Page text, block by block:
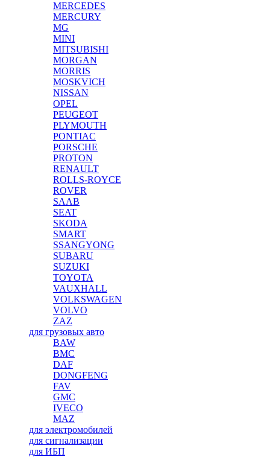
MERCEDES
MERCURY
MG
MINI
MITSUBISHI
MORGAN
MORRIS
MOSKVICH
NISSAN
OPEL
PEUGEOT
PLYMOUTH
PONTIAC
PORSCHE
PROTON
RENAULT
ROLLS-ROYCE
ROVER
SAAB
SEAT
SKODA
SMART
SSANGYONG
SUBARU
SUZUKI
TOYOTA
VAUXHALL
VOLKSWAGEN
VOLVO
ZAZ
для грузовых авто
BAW
BMC
DAF
DONGFENG
FAV
GMC
IVECO
MAZ
для электромобилей
для сигнализации
для ИБП